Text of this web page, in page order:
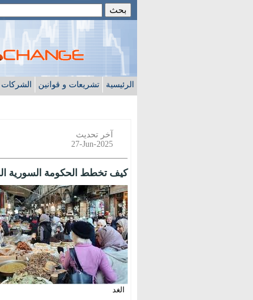
الرئيسية تشريعات و قوانين
آخر تحديث
27-Jun-2025
كيف تخطط الحكومة السورية
الغد